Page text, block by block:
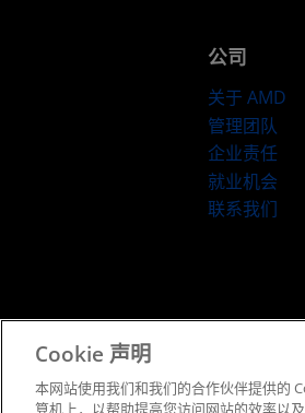
公司
关于 AMD
管理团队
企业责任
就业机会
联系我们
Cookie 声明
本网站使用我们和我们的合作伙伴提供的
算机上，以帮助提高您访问网站的效率以